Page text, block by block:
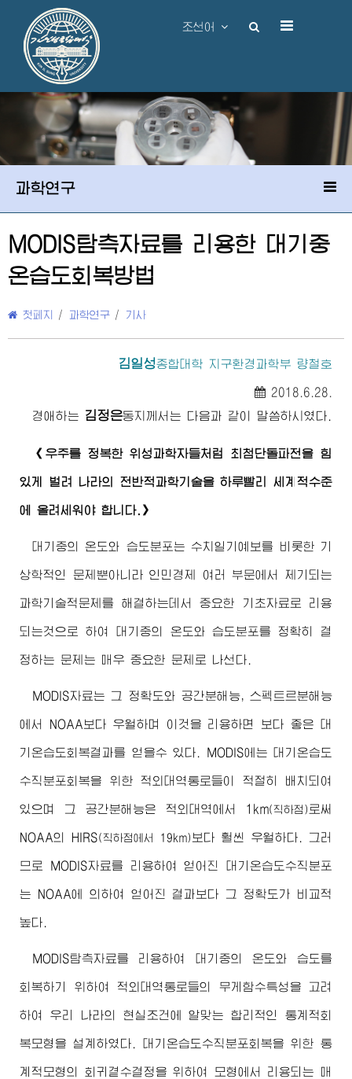
조선어
과학연구
MODIS탐측자료를 리용한 대기중
온습도회복방법
첫페지 / 과학연구 / 기사
김일성종합대학 지구환경과학부 량철호
2018.6.28.
경애하는 김정은동지 께서는 다음과 같이 말씀하시였다.
《우주를 정복한 위성과학자들처럼 최첨단돌파전을 힘
있게 벌려 나라의 전반적과학기술을 하루빨리 세계적수준
에 올려세워야 합니다.》
대기중의 온도와 습도분포는 수치일기예보를 비롯한 기
상학적인 문제뿐아니라 인민경제 여러 부문에서 제기되는
과학기술적문제를 해결하는데서 중요한 기초자료로 리용
되는것으로 하여 대기중의 온도와 습도분포를 정확히 결
정하는 문제는 매우 중요한 문제로 나선다.
MODIS자료는 그 정확도와 공간분해능, 스펙트르분해능
에서 NOAA보다 우월하며 이것을 리용하면 보다 좋은 대
기온습도회복결과를 얻을수 있다. MODIS에는 대기온습도
수직분포회복을 위한 적외대역통로들이 적절히 배치되여
있으며 그 공간분해능은 적외대역에서 1km(직하점) 로써
NOAA의 HIRS(직하점에서 19km) 보다 훨씬 우월하다. 그러
므로 MODIS자료를 리용하여 얻어진 대기온습도수직분포
는 NOAA에 의하여 얻어진 결과보다 그 정확도가 비교적
높다.
MODIS탐측자료를 리용하여 대기중의 온도와 습도를
회복하기 위하여 적외대역통로들의 무게함수특성을 고려
하여 우리 나라의 현실조건에 알맞는 합리적인 통계적회
복모형을 설계하였다. 대기온습도수직분포회복을 위한 통
계적모형의 회귀곁수결정을 위하여 모형에서 리용되는 매